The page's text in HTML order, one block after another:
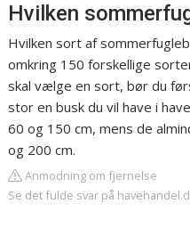
Hvilken
Hvilken sort af
omkring 150 forskellige
skal vælge en sort, bør du
stor en busk du vil have i
60 og 150 cm, mens de
og 200 cm.
Anmodning om fjernelse
Se det fulde svar på